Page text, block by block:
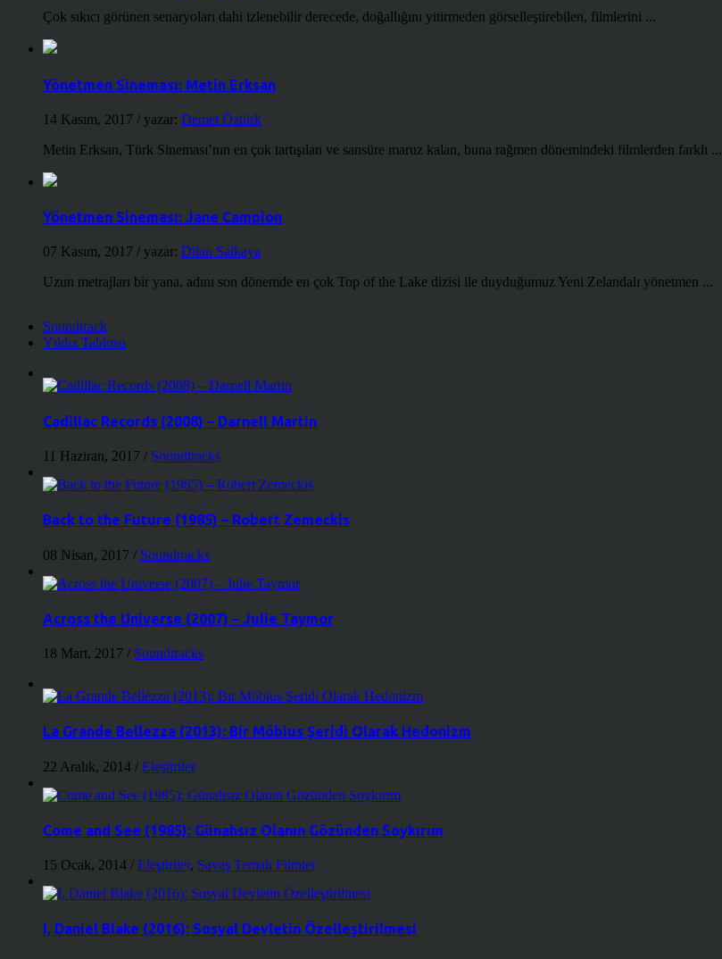
Çok sıkıcı görünen senaryoları dahi izlenebilir derecede, doğallığını yitirmeden görselleştirebilen, filmlerini ...
Yönetmen Sineması: Metin Erksan
14 Kasım, 2017 / yazar: Demet Öztürk
Metin Erksan, Türk Sineması’nın en çok tartışılan ve sansüre maruz kalan, buna rağmen dönemindeki filmlerden farklı ...
Yönetmen Sineması: Jane Campion
07 Kasım, 2017 / yazar: Dilan Salkaya
Uzun metrajları bir yana, adını son dönemde en çok Top of the Lake dizisi ile duyduğumuz Yeni Zelandalı yönetmen ...
Soundtrack
Yıldız Tablosu
Cadillac Records (2008) – Darnell Martin
11 Haziran, 2017 / Soundtracks
Back to the Future (1985) – Robert Zemeckis
08 Nisan, 2017 / Soundtracks
Across the Universe (2007) – Julie Taymor
18 Mart, 2017 / Soundtracks
La Grande Bellezza (2013): Bir Möbius Şeridi Olarak Hedonizm
22 Aralık, 2014 / Eleştiriler
Come and See (1985): Günahsız Olanın Gözünden Soykırım
15 Ocak, 2014 / Eleştiriler, Savaş Temalı Filmler
I, Daniel Blake (2016): Sosyal Devletin Özelleştirilmesi